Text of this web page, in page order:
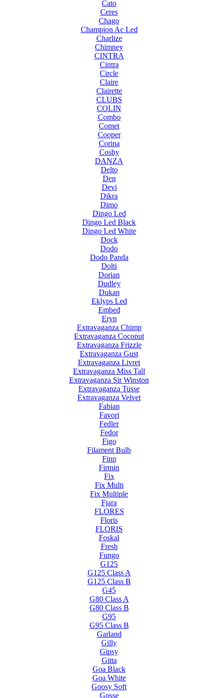
Cato
Ceres
Chago
Champion Ac Led
Charlize
Chimney
CINTRA
Cintra
Circle
Claire
Clairette
CLUBS
COLIN
Combo
Comet
Cooper
Corina
Cosby
DANZA
Delto
Den
Devi
Dikra
Dimo
Dingo Led
Dingo Led Black
Dingo Led White
Dock
Dodo
Dodo Panda
Dolti
Dorian
Dudley
Dukan
Eklyps Led
Embed
Eryn
Extravaganza Chimp
Extravaganza Coconut
Extravaganza Frizzle
Extravaganza Gust
Extravaganza Livret
Extravaganza Miss Tall
Extravaganza Sir Winston
Extravaganza Tusse
Extravaganza Velvet
Fabian
Favori
Fedler
Fedor
Figo
Filament Bulb
Finn
Firmin
Fix
Fix Multi
Fix Multiple
Fjara
FLORES
Floris
FLORIS
Foskal
Fresh
Fungo
G125
G125 Class A
G125 Class B
G45
G80 Class A
G80 Class B
G95
G95 Class B
Garland
Gilly
Gipsy
Gitta
Goa Black
Goa White
Goosy Soft
Gosse